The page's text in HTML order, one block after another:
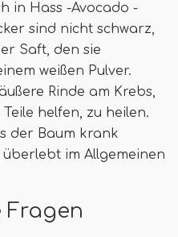
in Hass -Avocado -
sind nicht schwarz,
Saft, den sie
weißen Pulver.
Rinde am Krebs,
helfen, zu heilen.
der Baum krank
im Allgemeinen
Fragen